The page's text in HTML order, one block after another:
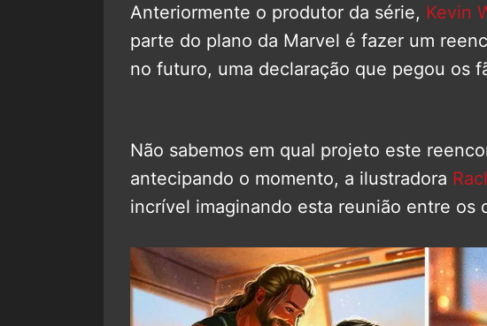
Anteriormente o produtor da série, Kevin
parte do plano da Marvel é fazer um
no futuro, uma declaração que pegou os
Não sabemos em qual projeto este
antecipando o momento, a ilustradora
incrível imaginando esta reunião entre os